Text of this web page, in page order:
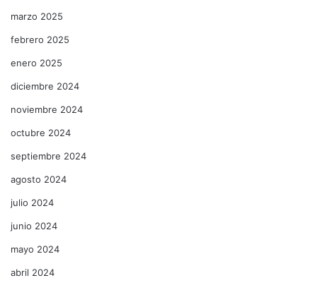
marzo 2025
febrero 2025
enero 2025
diciembre 2024
noviembre 2024
octubre 2024
septiembre 2024
agosto 2024
julio 2024
junio 2024
mayo 2024
abril 2024